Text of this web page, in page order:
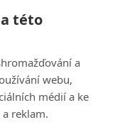
této
a
webu,
médií a ke
reklam.